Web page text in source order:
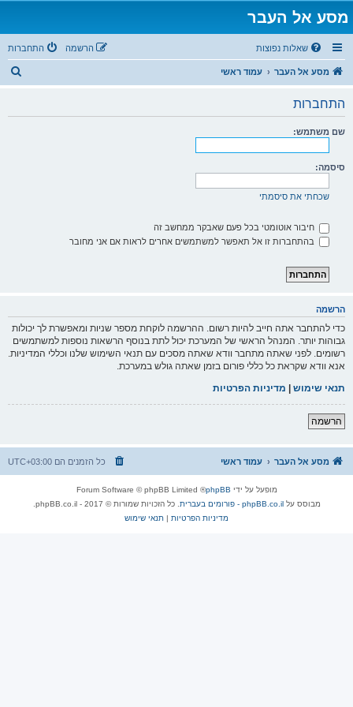
מסע אל העבר
שאלות נפוצות התחברות הרשמה
מסע אל העבר עמוד ראשי
התחברות
שם משתמש:
סיסמה:
שכחתי את סיסמתי
חיבור אוטומטי בכל פעם שאבקר ממחשב זה
בהתחברות זו אל תאפשר למשתמשים אחרים לראות אם אני מחובר
הרשמה
כדי להתחבר אתה חייב להיות רשום. ההרשמה לוקחת מספר שניות ומאפשרת לך יכולות
גבוהות יותר. המנהל הראשי של המערכת יכול לתת בנוסף הרשאות נוספות למשתמשים
רשומים. לפני שאתה מתחבר וודא שאתה מסכים עם תנאי השימוש שלנו וכללי המדיניות.
אנא וודא שקראת כל כללי פורום בזמן שאתה גולש במערכת.
תנאי שימוש | מדיניות הפרטיות
הרשמה
מסע אל העבר עמוד ראשי כל הזמנים הם UTC+03:00
מופעל על ידי phpBB
® Forum Software © phpBB Limited
מבוסס עלphpBB.co.il - פורומים בעברית
. כל הזכויות שמורות © 2017 - phpBB.co.il.
מדיניות הפרטיות | תנאי שימוש